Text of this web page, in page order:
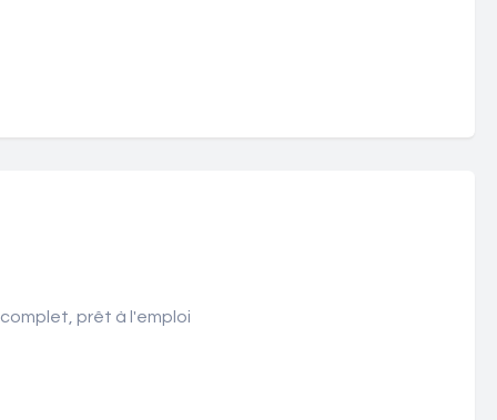
prêt à l'emploi